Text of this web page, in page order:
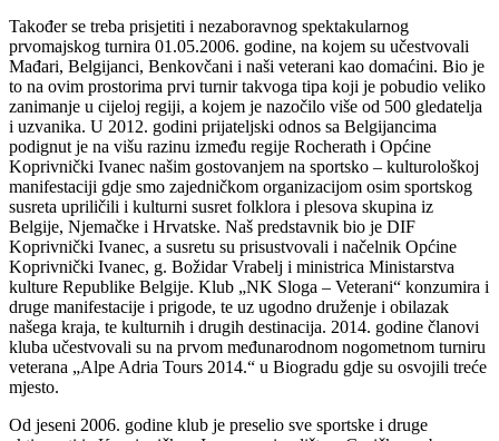
Također se treba prisjetiti i nezaboravnog spektakularnog
prvomajskog turnira 01.05.2006. godine, na kojem su učestvovali
Mađari, Belgijanci, Benkovčani i naši veterani kao domaćini. Bio je
to na ovim prostorima prvi turnir takvoga tipa koji je pobudio veliko
zanimanje u cijeloj regiji, a kojem je nazočilo više od 500 gledatelja
i uzvanika. U 2012. godini prijateljski odnos sa Belgijancima
podignut je na višu razinu između regije Rocherath i Općine
Koprivnički Ivanec našim gostovanjem na sportsko – kulturološkoj
manifestaciji gdje smo zajedničkom organizacijom osim sportskog
susreta upriličili i kulturni susret folklora i plesova skupina iz
Belgije, Njemačke i Hrvatske. Naš predstavnik bio je DIF
Koprivnički Ivanec, a susretu su prisustvovali i načelnik Općine
Koprivnički Ivanec, g. Božidar Vrabelj i ministrica Ministarstva
kulture Republike Belgije. Klub „NK Sloga – Veterani“ konzumira i
druge manifestacije i prigode, te uz ugodno druženje i obilazak
našega kraja, te kulturnih i drugih destinacija. 2014. godine članovi
kluba učestvovali su na prvom međunarodnom nogometnom turniru
veterana „Alpe Adria Tours 2014.“ u Biogradu gdje su osvojili treće
mjesto.
Od jeseni 2006. godine klub je preselio sve sportske i druge